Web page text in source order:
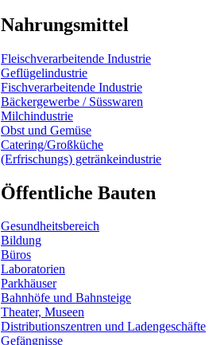
Nahrungsmittel
Fleischverarbeitende Industrie
Geflügelindustrie
Fischverarbeitende Industrie
Bäckergewerbe / Süsswaren
Milchindustrie
Obst und Gemüse
Catering/Großküche
(Erfrischungs) getränkeindustrie
Öffentliche Bauten
Gesundheitsbereich
Bildung
Büros
Laboratorien
Parkhäuser
Bahnhöfe und Bahnsteige
Theater, Museen
Distributionszentren und Ladengeschäfte
Gefängnisse